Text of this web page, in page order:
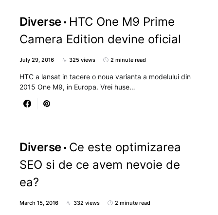
Diverse
HTC One M9 Prime
Camera Edition devine oficial
July 29, 2016 325 views 2 minute read
HTC a lansat in tacere o noua varianta a modelului din
2015 One M9, in Europa. Vrei huse…
Diverse Ce este optimizarea
SEO si de ce avem nevoie de
ea?
March 15, 2016 332 views 2 minute read